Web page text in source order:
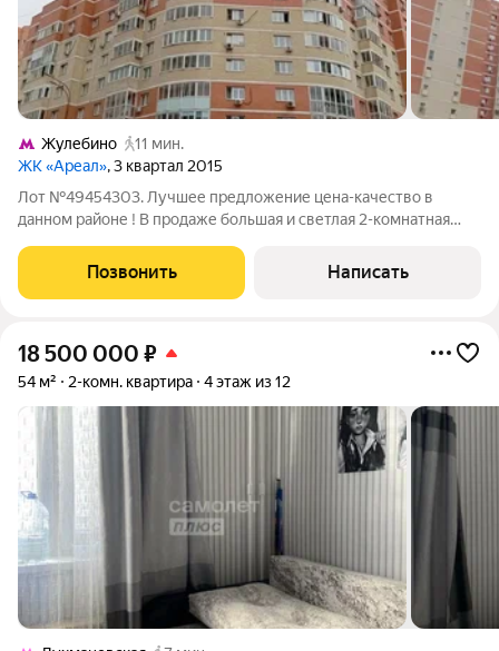
Жулебино
11 мин.
ЖК «Ареал», 3 квартал 2015
Лот №49454303. Лучшее предложение цена-качество в
данном районе ! В продаже большая и светлая 2-комнатная
договоре. площадь 77,1 кв .м адрес: Московская область, г.
Люберцы, ул. Кирова, д.
Позвонить Написать
18 500 000 ₽
54 м² 2-комн. квартира 4 этаж из 12